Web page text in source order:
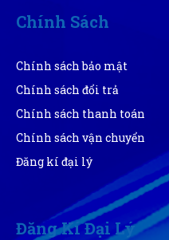
Chính Sách
Chính sách bảo mật
Chính sách đổi trả
Chính sách thanh toán
Chính sách vận chuyển
Đăng kí đại lý
Đăng Kí Đại Lý